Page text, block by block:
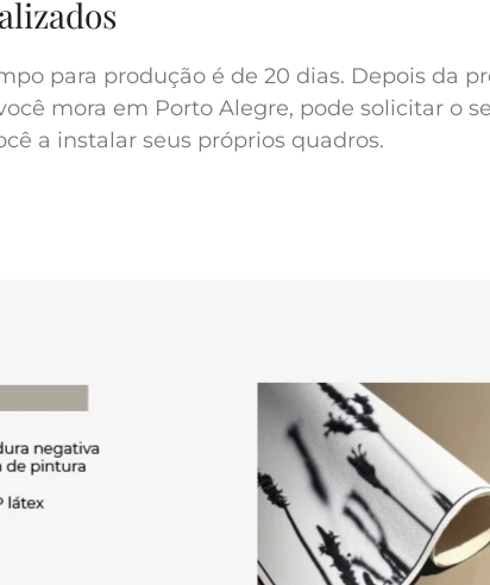
para produção é de 20 dias. Depois da
mora em Porto Alegre, pode solicitar o
a instalar seus próprios quadros.